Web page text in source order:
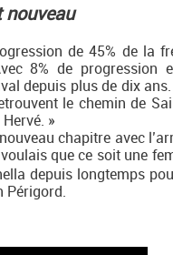
de 45% de la
8% de
depuis plus de dix
le chemin de
»
chapitre avec
que ce soit une
depuis longtemps
Périgord.